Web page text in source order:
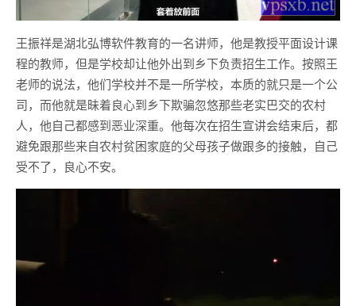
王振祥是湖北弘博软件教育的一名讲师，他是教授平面设计课
程的教师，但是学校却让他外出到乡下负责招生工作。按照王
老师的说法，他们学校并不是一所学校，本质的就只是一个公
司，而他就是昧着良心到乡下欺骗忽悠那些老实巴交的农村
人，他自己都感到恶业深重。他每次在招生宣讲会结束后，都
避免跟那些来自农村贫困家庭的父母孩子做跟多的接触，自己
受不了，良心不安。